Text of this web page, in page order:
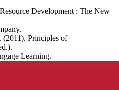
Development : The New
(2011). Principles of
Learning.